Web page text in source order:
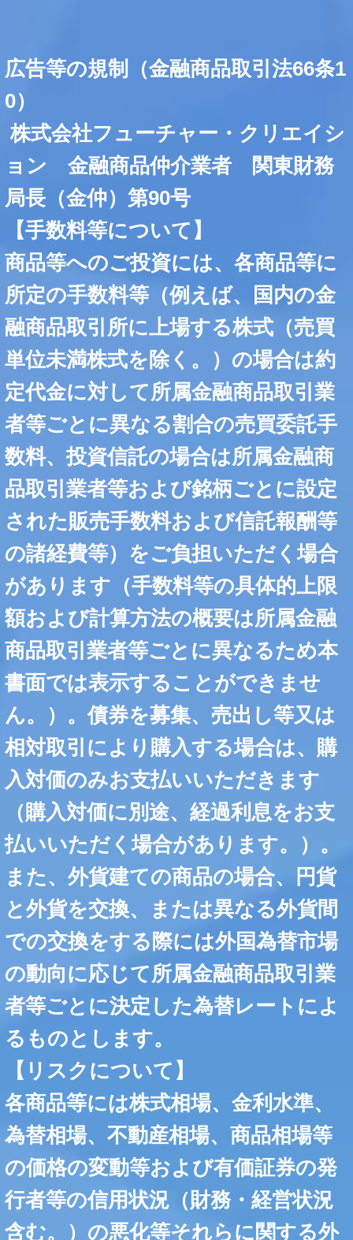
広告等の規制（金融商品取引法66条1
0）
株式会社フューチャー・クリエイシ
ョン 金融商品仲介業者 関東財務
局長（金仲）第90号
【手数料等について】
商品等へのご投資には、各商品等に
所定の手数料等（例えば、国内の金
融商品取引所に上場する株式（売買
単位未満株式を除く。）の場合は約
定代金に対して所属金融商品取引業
者等ごとに異なる割合の売買委託手
数料、投資信託の場合は所属金融商
品取引業者等および銘柄ごとに設定
された販売手数料および信託報酬等
の諸経費等）をご負担いただく場合
があります（手数料等の具体的上限
額および計算方法の概要は所属金融
商品取引業者等ごとに異なるため本
書面では表示することができませ
ん。）。債券を募集、売出し等又は
相対取引により購入する場合は、購
入対価のみお支払いいただきます
（購入対価に別途、経過利息をお支
払いいただく場合があります。）。
また、外貨建ての商品の場合、円貨
と外貨を交換、または異なる外貨間
での交換をする際には外国為替市場
の動向に応じて所属金融商品取引業
者等ごとに決定した為替レートによ
るものとします。
【リスクについて】
各商品等には株式相場、金利水準、
為替相場、不動産相場、商品相場等
の価格の変動等および有価証券の発
行者等の信用状況（財務・経営状況
含む。）の悪化等それらに関する外